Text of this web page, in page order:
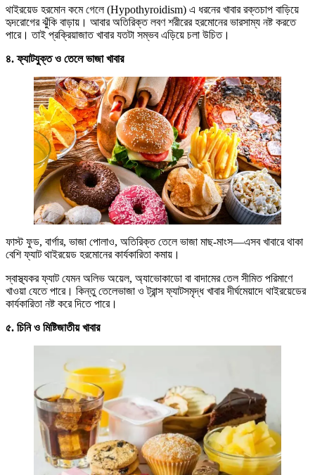
থাইরয়েড হরমোন কমে গেলে (Hypothyroidism) এ ধরনের খাবার রক্তচাপ বাড়িয়ে
হৃদরোগের ঝুঁকি বাড়ায়। আবার অতিরিক্ত লবণ শরীরের হরমোনের ভারসাম্য নষ্ট করতে
পারে। তাই প্রক্রিয়াজাত খাবার যতটা সম্ভব এড়িয়ে চলা উচিত।
৪. ফ্যাটযুক্ত ও তেলে ভাজা খাবার
ফাস্ট ফুড, বার্গার, ভাজা পোলাও, অতিরিক্ত তেলে ভাজা মাছ-মাংস—এসব খাবারে থাকা
বেশি ফ্যাট থাইরয়েড হরমোনের কার্যকারিতা কমায়।
স্বাস্থ্যকর ফ্যাট যেমন অলিভ অয়েল, অ্যাভোকাডো বা বাদামের তেল সীমিত পরিমাণে
খাওয়া যেতে পারে। কিন্তু তেলেভাজা ও ট্রান্স ফ্যাটসমৃদ্ধ খাবার দীর্ঘমেয়াদে থাইরয়েডের
কার্যকারিতা নষ্ট করে দিতে পারে।
৫. চিনি ও মিষ্টিজাতীয় খাবার